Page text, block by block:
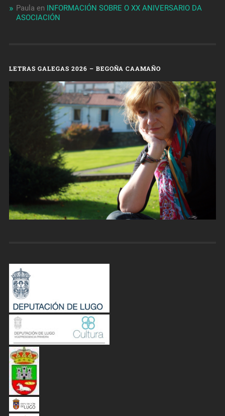
Paula en
INFORMACIÓN SOBRE O XX ANIVERSARIO DA
ASOCIACIÓN
LETRAS GALEGAS 2026 – BEGOÑA CAAMAÑO